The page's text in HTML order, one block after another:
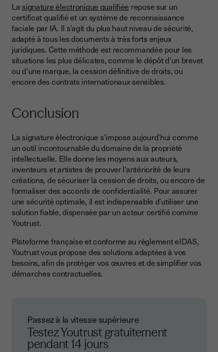
La signature électronique qualifiée repose sur un
certificat qualifié et un système de reconnaissance
faciale par IA. Il s’agit du plus haut niveau de sécurité,
adapté à tous les documents à très forts enjeux
juridiques. Cette méthode est recommandée pour les
situations les plus délicates, comme le dépôt d’un brevet
ou d’une marque, la cession définitive de droits, ou
encore des contrats internationaux sensibles.
Conclusion
La signature électronique s’impose aujourd’hui comme
un outil incontournable du domaine de la propriété
intellectuelle. Elle donne les moyens aux auteurs,
inventeurs et artistes de prouver l’antériorité de leurs
créations, de sécuriser la cession de droits, ou encore de
formaliser des accords de confidentialité. Pour assurer
une sécurité optimale, il est indispensable d’utiliser une
solution fiable, dispensée par un acteur certifié comme
Youtrust.
Plateforme française et conforme au règlement eIDAS,
Youtrust vous propose des solutions adaptées à vos
besoins, afin de protéger vos œuvres et de simplifier vos
démarches contractuelles.
Passez à la vitesse supérieure
Testez Youtrust gratuitement
pendant 14 jours